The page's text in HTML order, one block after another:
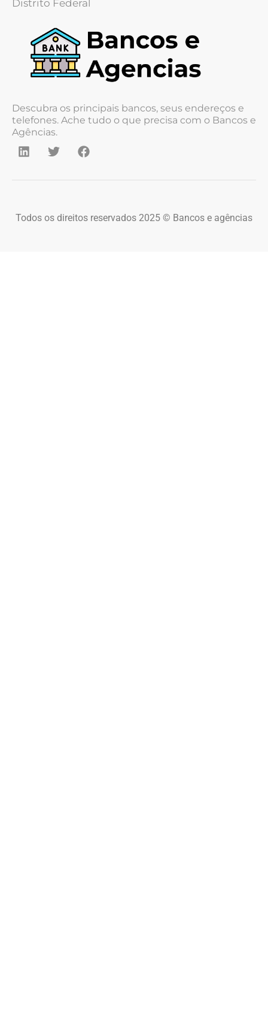
Distrito Federal
Descubra os principais bancos, seus endereços e
telefones. Ache tudo o que precisa com o Bancos e
Agências.
Todos os direitos reservados 2025 © Bancos e agências